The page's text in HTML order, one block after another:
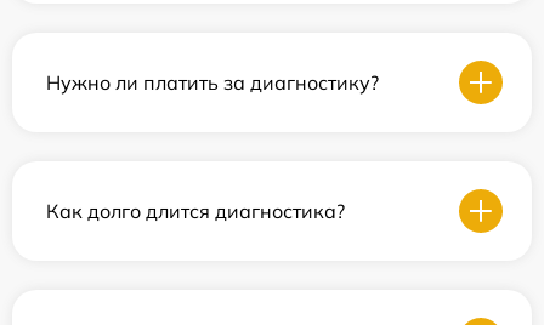
Нужно ли платить за диагностику?
Как долго длится диагностика?